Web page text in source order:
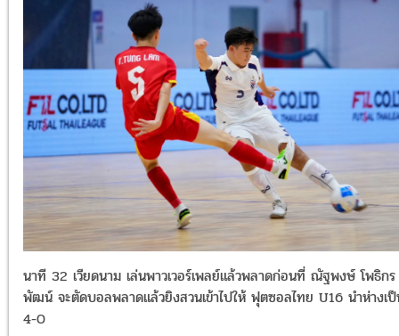
นาที 32 เวียดนาม เล่นพาวเวอร์เพลย์แล้วพลาดก่อนที่ ณัฐพงษ์ โพธิกร
พัฒน์ จะตัดบอลพลาดแล้วยิงสวนเข้าไปให้ ฟุตซอลไทย U16 นำห่างเ
4-0